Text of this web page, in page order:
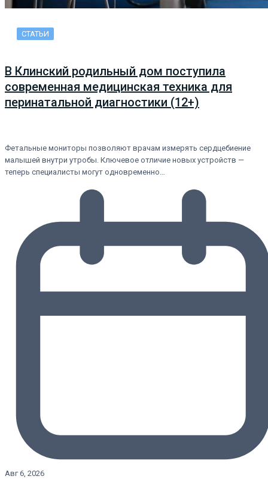
СТАТЬИ
В Клинский родильный дом поступила
современная медицинская техника для
перинатальной диагностики (12+)
Фетальные мониторы позволяют врачам измерять сердцебиение
малышей внутри утробы. Ключевое отличие новых устройств —
теперь специалисты могут одновременно…
Авг 6, 2026